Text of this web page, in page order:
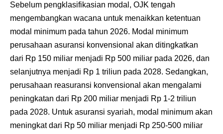
Sebelum pengklasifikasian modal, OJK tengah
mengembangkan wacana untuk menaikkan ketentuan
modal minimum pada tahun 2026. Modal minimum
perusahaan asuransi konvensional akan ditingkatkan
dari Rp 150 miliar menjadi Rp 500 miliar pada 2026, dan
selanjutnya menjadi Rp 1 triliun pada 2028. Sedangkan,
perusahaan reasuransi konvensional akan mengalami
peningkatan dari Rp 200 miliar menjadi Rp 1-2 triliun
pada 2028. Untuk asuransi syariah, modal minimum akan
meningkat dari Rp 50 miliar menjadi Rp 250-500 miliar